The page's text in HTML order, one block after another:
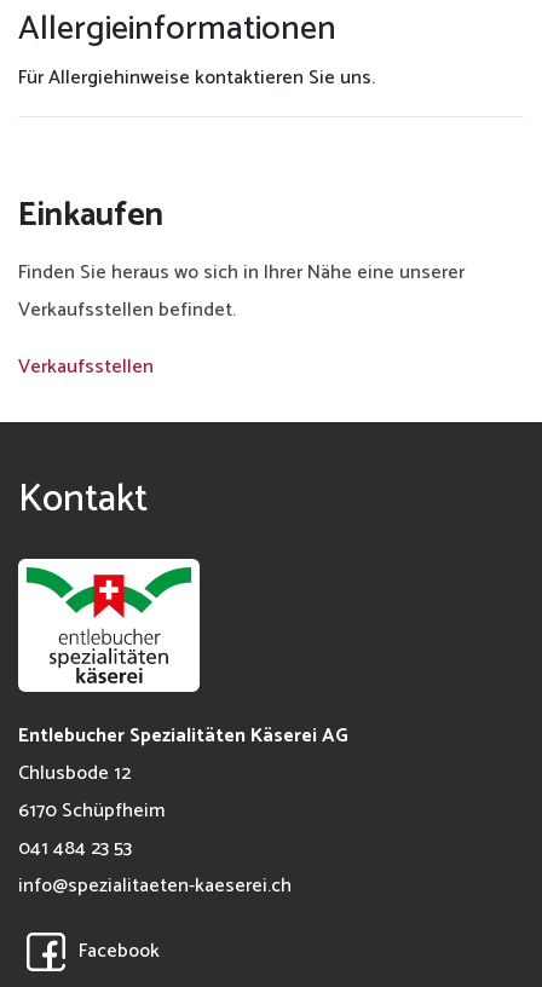
Allergieinformationen
Für Allergiehinweise kontaktieren Sie uns.
Einkaufen
Finden Sie heraus wo sich in Ihrer Nähe eine unserer
Verkaufsstellen befindet.
Verkaufsstellen
Kontakt
Entlebucher Spezialitäten Käserei AG
Chlusbode 12
6170Schüpfheim
041 484 23 53
info@spezialitaeten-kaeserei.ch
Facebook